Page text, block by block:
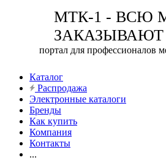
МТК-1 - ВСЮ
ЗАКАЗЫВАЮТ
портал для профессионалов
Каталог
Распродажа
Электронные каталоги
Бренды
Как купить
Компания
Контакты
...